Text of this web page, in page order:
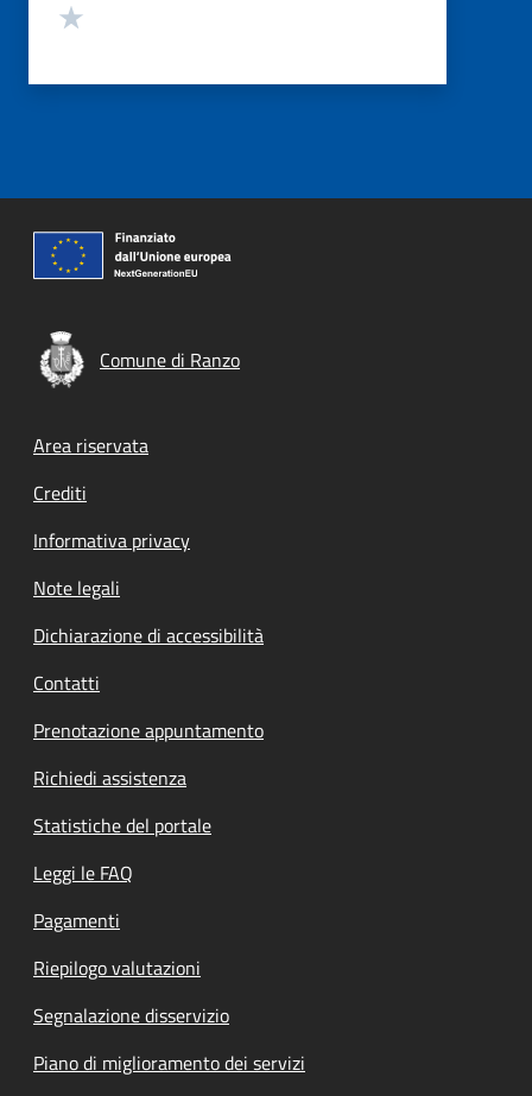
Comune di Ranzo
Footer menu
Area riservata
Crediti
Informativa privacy
Note legali
Dichiarazione di accessibilità
Contatti
Prenotazione appuntamento
Richiedi assistenza
Statistiche del portale
Leggi le FAQ
Pagamenti
Riepilogo valutazioni
Segnalazione disservizio
Piano di miglioramento dei servizi